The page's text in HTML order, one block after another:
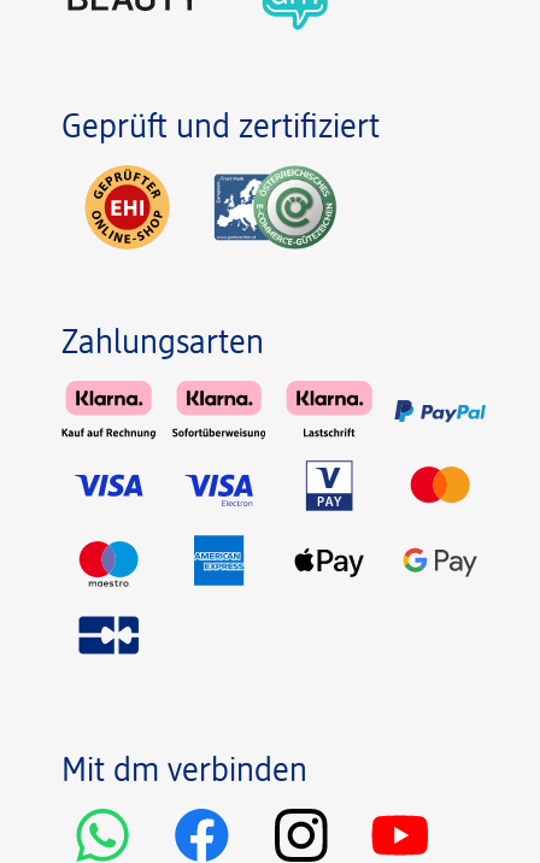
Geprüft und zertifiziert
Zahlungsarten
Mit dm verbinden